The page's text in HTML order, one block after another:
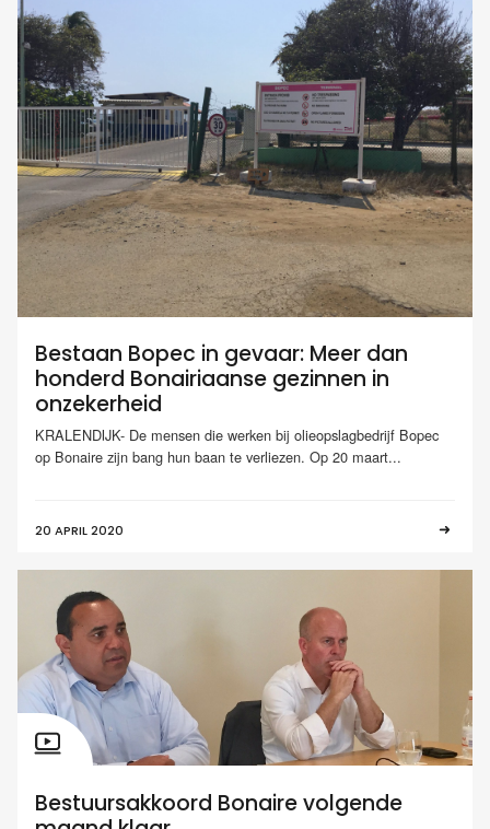
Bestaan Bopec in gevaar: Meer dan
honderd Bonairiaanse gezinnen in
onzekerheid
KRALENDIJK- De mensen die werken bij olieopslagbedrijf Bopec
op Bonaire zijn bang hun baan te verliezen. Op 20 maart...
20 APRIL 2020
Bestuursakkoord Bonaire volgende